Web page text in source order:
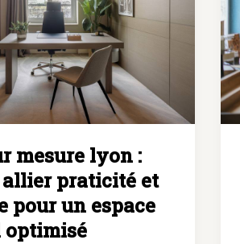
mesure lyon :
praticité et
pour un espace